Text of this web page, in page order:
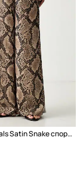
adidas Originals Satin Snake спортивні штани жіночі